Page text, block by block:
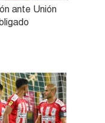
ante Unión